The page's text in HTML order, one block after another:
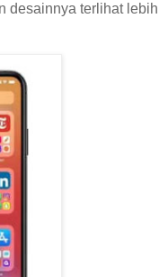
desainnya terlihat lebih